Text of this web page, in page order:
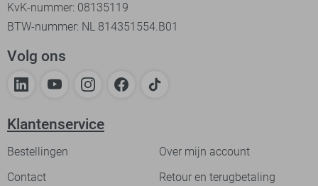
KvK-nummer: 08135119
BTW-nummer: NL 814351554.B01
Volg ons
Klantenservice
Bestellingen
Over mijn account
Contact
Retour en terugbetaling